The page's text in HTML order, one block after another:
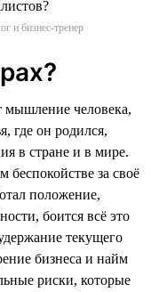
и бизнес-тренер
мышление человека,
где он родился,
в стране и в мире.
за своё
положение,
боится всё это
текущего
бизнеса и найм
риски, которые